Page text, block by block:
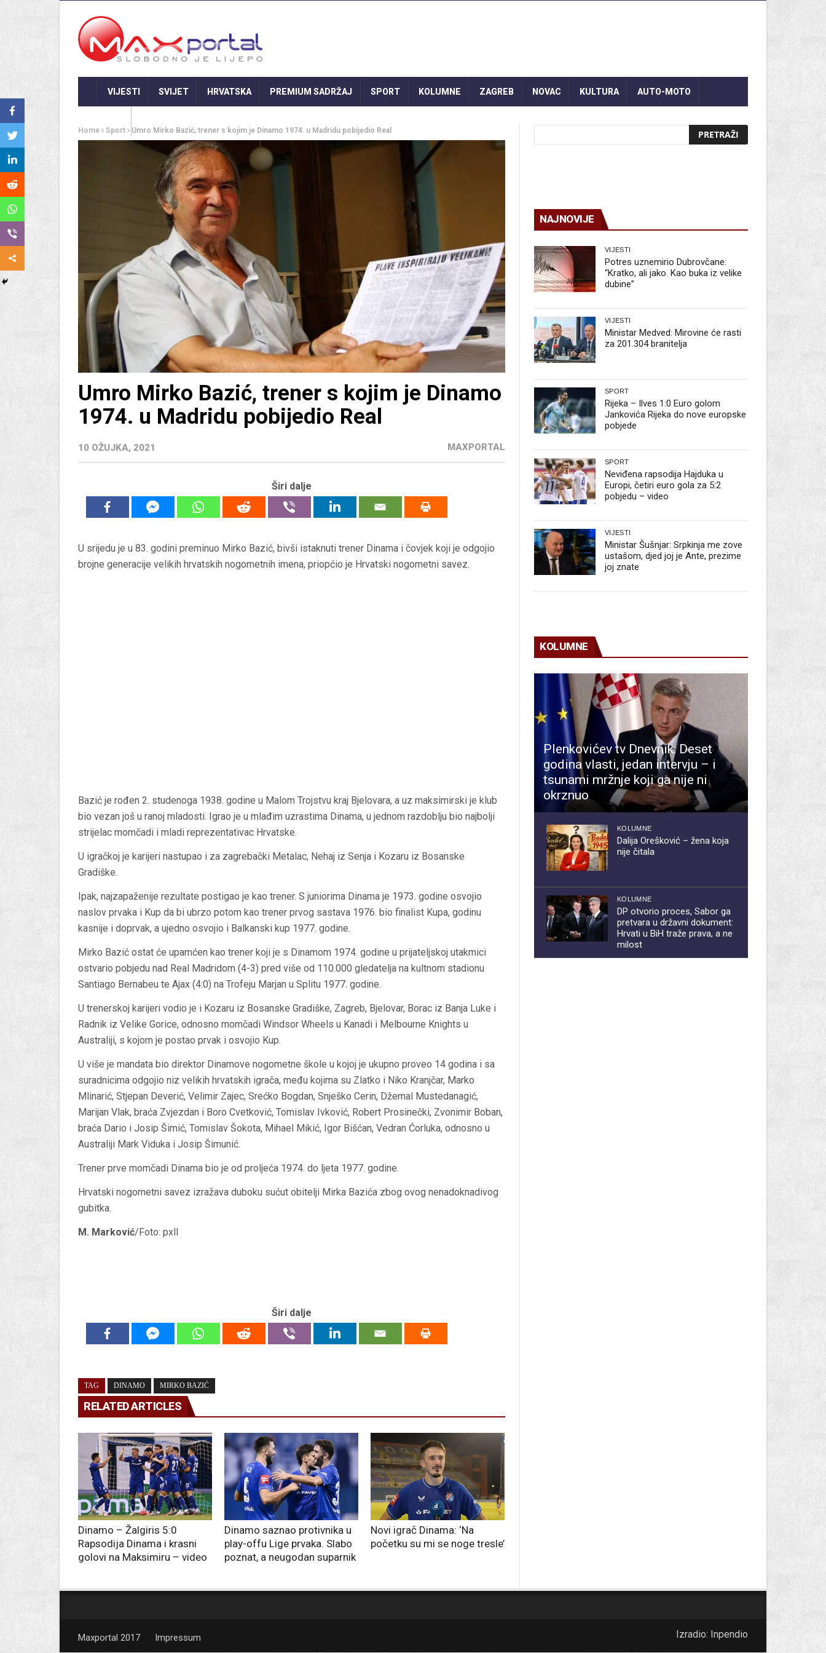
VIJESTI SVIJET HRVATSKA PREMIUM SADRŽAJ SPORT KOLUMNE ZAGREB NOVAC KULTURA AUTO-MOTO
Home Sport Umro Mirko Bazić, trener s kojim je Dinamo 1974. u Madridu pobijedio Real
Umro Mirko Bazić, trener s kojim je Dinamo
1974. u Madridu pobijedio Real
10 OŽUJKA, 2021 MAXPORTAL
Širi dalje
U srijedu je u 83. godini preminuo Mirko Bazić, bivši istaknuti trener Dinama i čovjek koji je odgojio
brojne generacije velikih hrvatskih nogometnih imena, priopćio je Hrvatski nogometni savez.
Bazić je rođen 2. studenoga 1938. godine u Malom Trojstvu kraj Bjelovara, a uz maksimirski je klub
bio vezan još u ranoj mladosti. Igrao je u mlađim uzrastima Dinama, u jednom razdoblju bio najbolji
strijelac momčadi i mladi reprezentativac Hrvatske.
U igračkoj je karijeri nastupao i za zagrebački Metalac, Nehaj iz Senja i Kozaru iz Bosanske
Gradiške.
Ipak, najzapaženije rezultate postigao je kao trener. S juniorima Dinama je 1973. godine osvojio
naslov prvaka i Kup da bi ubrzo potom kao trener prvog sastava 1976. bio finalist Kupa, godinu
kasnije i doprvak, a ujedno osvojio i Balkanski kup 1977. godine.
Mirko Bazić ostat će upamćen kao trener koji je s Dinamom 1974. godine u prijateljskoj utakmici
ostvario pobjedu nad Real Madridom (4-3) pred više od 110.000 gledatelja na kultnom stadionu
Santiago Bernabeu te Ajax (4:0) na Trofeju Marjan u Splitu 1977. godine.
U trenerskoj karijeri vodio je i Kozaru iz Bosanske Gradiške, Zagreb, Bjelovar, Borac iz Banja Luke i
Radnik iz Velike Gorice, odnosno momčadi Windsor Wheels u Kanadi i Melbourne Knights u
Australiji, s kojom je postao prvak i osvojio Kup.
U više je mandata bio direktor Dinamove nogometne škole u kojoj je ukupno proveo 14 godina i sa
suradnicima odgojio niz velikih hrvatskih igrača, među kojima su Zlatko i Niko Kranjčar, Marko
Mlinarić, Stjepan Deverić, Velimir Zajec, Srećko Bogdan, Snješko Cerin, Džemal Mustedanagić,
Marijan Vlak, braća Zvjezdan i Boro Cvetković, Tomislav Ivković, Robert Prosinečki, Zvonimir Boban,
braća Dario i Josip Šimić, Tomislav Šokota, Mihael Mikić, Igor Bišćan, Vedran Ćorluka, odnosno u
Australiji Mark Viduka i Josip Šimunić.
Trener prve momčadi Dinama bio je od proljeća 1974. do ljeta 1977. godine.
Hrvatski nogometni savez izražava duboku sućut obitelji Mirka Bazića zbog ovog nenadoknadivog
gubitka.
M. Marković/Foto: pxll
Širi dalje
TAG DINAMO MIRKO BAZIĆ
RELATED ARTICLES
Dinamo – Žalgiris 5:0
Rapsodija Dinama i krasni
golovi na Maksimiru – video
Dinamo saznao protivnika u
play-offu Lige prvaka. Slabo
poznat, a neugodan suparnik
Novi igrač Dinama: ‘Na
početku su mi se noge tresle’
NAJNOVIJE
VIJESTI
Potres uznemirio Dubrovčane:
“Kratko, ali jako. Kao buka iz velike
dubine”
VIJESTI
Ministar Medved: Mirovine će rasti
za 201.304 branitelja
SPORT
Rijeka – Ilves 1:0 Euro golom
Jankovića Rijeka do nove europske
pobjede
SPORT
Neviđena rapsodija Hajduka u
Europi, četiri euro gola za 5:2
pobjedu – video
VIJESTI
Ministar Šušnjar: Srpkinja me zove
ustašom, djed joj je Ante, prezime
joj znate
KOLUMNE
Plenkovićev tv Dnevnik: Deset
godina vlasti, jedan intervju – i
tsunami mržnje koji ga nije ni
okrznuo
KOLUMNE
Dalija Orešković – žena koja
nije čitala
KOLUMNE
DP otvorio proces, Sabor ga
pretvara u državni dokument:
Hrvati u BiH traže prava, a ne
milost
Maxportal 2017 Impressum Izradio: Inpendio